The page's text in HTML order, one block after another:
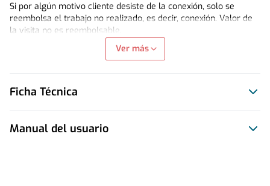
Si por algún motivo cliente desiste de la conexión, solo se
reembolsa el trabajo no realizado, es decir, conexión. Valor de
la visita no es reembolsable.
Garantía Conexión será de 30 días corridos, se excluyen de la
Ver más
Ficha Técnica
Manual del usuario